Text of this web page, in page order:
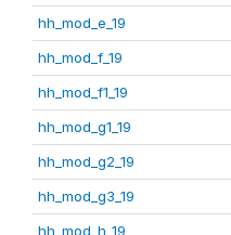
hh_mod_e_19
hh_mod_f_19
hh_mod_f1_19
hh_mod_g1_19
hh_mod_g2_19
hh_mod_g3_19
hh_mod_h_19